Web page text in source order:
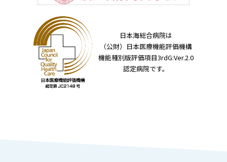
日本海総合病院は
（公財）日本医療機能評価機構
機能種別版評価項目3rdG:Ver.2.0
認定病院です。